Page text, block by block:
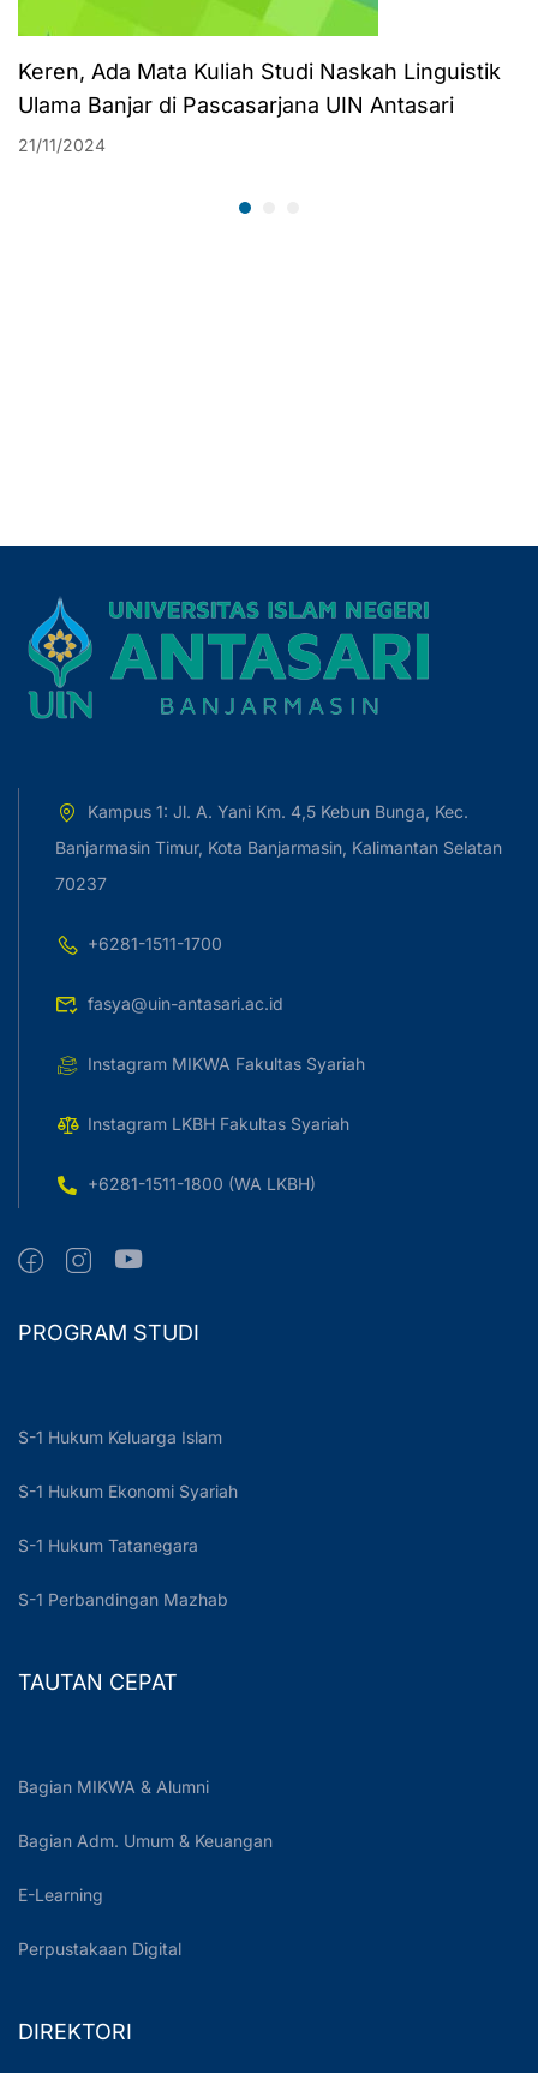
Keren, Ada Mata Kuliah Studi Naskah Linguistik
Ulama Banjar di Pascasarjana UIN Antasari
21/11/2024
Kampus 1: Jl. A. Yani Km. 4,5 Kebun Bunga, Kec.
Banjarmasin Timur, Kota Banjarmasin, Kalimantan Selatan
70237
+6281-1511-1700
fasya@uin-antasari.ac.id
Instagram MIKWA Fakultas Syariah
Instagram LKBH Fakultas Syariah
+6281-1511-1800 (WA LKBH)
PROGRAM STUDI
S-1 Hukum Keluarga Islam
S-1 Hukum Ekonomi Syariah
S-1 Hukum Tatanegara
S-1 Perbandingan Mazhab
TAUTAN CEPAT
Bagian MIKWA & Alumni
Bagian Adm. Umum & Keuangan
E-Learning
Perpustakaan Digital
DIREKTORI